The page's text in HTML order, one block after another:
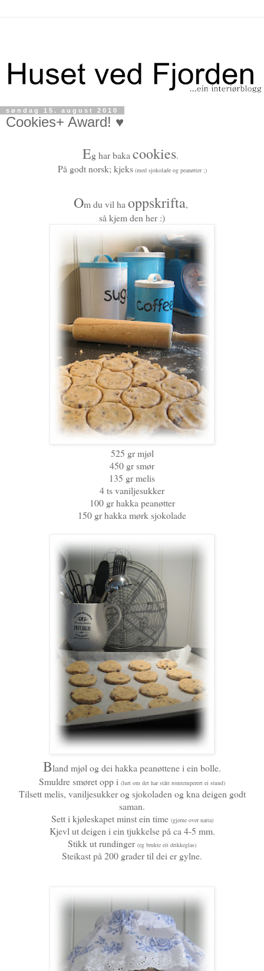
søndag 15. august 2010
Cookies+ Award! ♥
Eg har baka cookies.
På godt norsk; kjeks(med sjokolade og peanøtter ;)
Om du vil ha oppskrifta,
så kjem den her :)
525 gr mjøl
450 gr smør
135 gr melis
4 ts vaniljesukker
100 gr hakka peanøtter
150 gr hakka mørk sjokolade
Bland mjøl og dei hakka peanøttene i ein bolle.
Smuldre smøret opp i (lurt om det har stått romtemperert ei stund)
Tilsett melis, vaniljesukker og sjokoladen og kna deigen godt
saman.
Sett i kjøleskapet minst ein time (gjerne over natta)
Kjevl ut deigen i ein tjukkelse på ca 4-5 mm.
Stikk ut rundinger (eg brukte eit drikkeglas)
Steikast på 200 grader til dei er gylne.